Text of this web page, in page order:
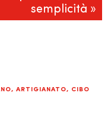
semplicità »
, ARTIGIANATO, CIBO